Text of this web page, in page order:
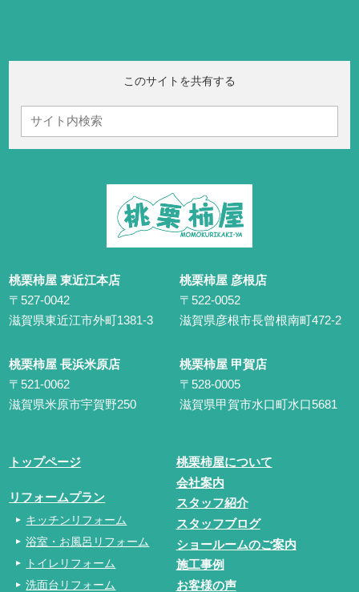
このサイトを共有する
桃栗柿屋 東近江本店
〒527-0042
滋賀県東近江市外町1381-3
桃栗柿屋 彦根店
〒522-0052
滋賀県彦根市長曾根南町472-2
桃栗柿屋 長浜米原店
〒521-0062
滋賀県米原市宇賀野250
桃栗柿屋 甲賀店
〒528-0005
滋賀県甲賀市水口町水口5681
トップページ
リフォームプラン
キッチンリフォーム
浴室・お風呂リフォーム
トイレリフォーム
洗面台リフォーム
桃栗柿屋について
会社案内
スタッフ紹介
スタッフブログ
ショールームのご案内
施工事例
お客様の声